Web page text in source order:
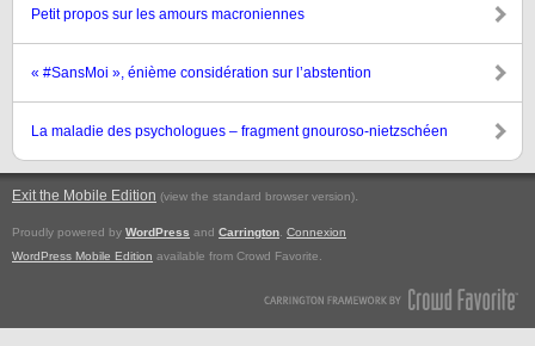
Petit propos sur les amours macroniennes
« #SansMoi », énième considération sur l’abstention
La maladie des psychologues – fragment gnouroso-nietzschéen
Exit the Mobile Edition (view the standard browser version).
Proudly powered by WordPress and Carrington Connexion
WordPress Mobile Edition available from Crowd Favorite.